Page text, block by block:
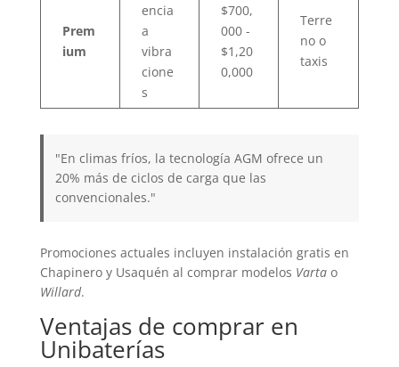
Prem
ium
encia
a
vibra
cione
s
$700,
000 -
$1,20
0,000
Terre
no o
taxis
"En climas fríos, la tecnología AGM ofrece un
20% más de ciclos de carga que las
convencionales."
Promociones actuales incluyen instalación gratis en
Chapinero y Usaquén al comprar modelos Vartao
Willard.
Ventajas de comprar en
Unibaterías